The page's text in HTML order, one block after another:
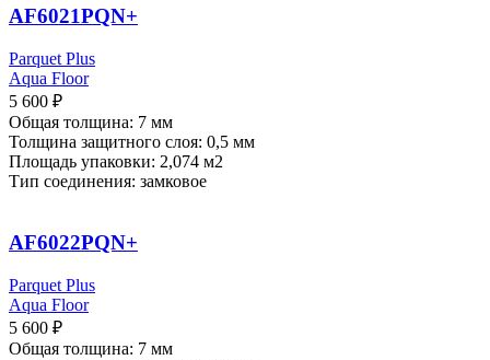
AF6021PQN+
Parquet Plus
Aqua Floor
5 600 ₽
Общая толщина: 7 мм
Толщина защитного слоя: 0,5 мм
Площадь упаковки: 2,074 м2
Тип соединения: замковое
AF6022PQN+
Parquet Plus
Aqua Floor
5 600 ₽
Общая толщина: 7 мм